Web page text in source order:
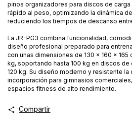
pinos organizadores para discos de
rápido al peso, optimizando la dinámica
reduciendo los tiempos de descanso
La JR-PG3 combina funcionalidad,
diseño profesional preparado para
con unas dimensiones de 130 x 160 x 165
kg, soportando hasta 100 kg en discos de
120 kg. Su diseño moderno y resistente
incorporación para gimnasios
espacios fitness de alto rendimiento.
Compartir